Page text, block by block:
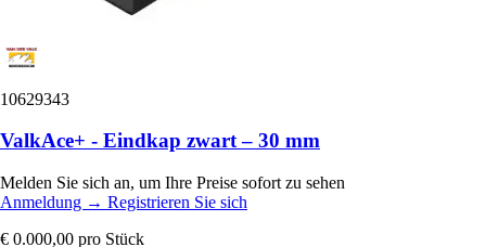
10629343
ValkAce+ - Eindkap zwart – 30 mm
Melden Sie sich an, um Ihre Preise sofort zu sehen
Anmeldung → Registrieren Sie sich
€ 0.000,00 pro Stück